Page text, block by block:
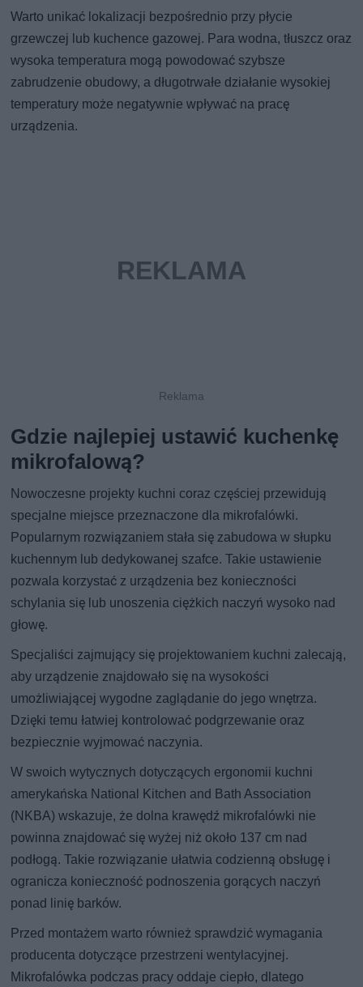
Warto unikać lokalizacji bezpośrednio przy płycie
grzewczej lub kuchence gazowej. Para wodna, tłuszcz oraz
wysoka temperatura mogą powodować szybsze
zabrudzenie obudowy, a długotrwałe działanie wysokiej
temperatury może negatywnie wpływać na pracę
urządzenia.
Gdzie najlepiej ustawić kuchenkę
mikrofalową?
Nowoczesne projekty kuchni coraz częściej przewidują
specjalne miejsce przeznaczone dla mikrofalówki.
Popularnym rozwiązaniem stała się zabudowa w słupku
kuchennym lub dedykowanej szafce. Takie ustawienie
pozwala korzystać z urządzenia bez konieczności
schylania się lub unoszenia ciężkich naczyń wysoko nad
głowę.
Specjaliści zajmujący się projektowaniem kuchni zalecają,
aby urządzenie znajdowało się na wysokości
umożliwiającej wygodne zaglądanie do jego wnętrza.
Dzięki temu łatwiej kontrolować podgrzewanie oraz
bezpiecznie wyjmować naczynia.
W swoich wytycznych dotyczących ergonomii kuchni
amerykańska National Kitchen and Bath Association
(NKBA) wskazuje, że dolna krawędź mikrofalówki nie
powinna znajdować się wyżej niż około 137 cm nad
podłogą. Takie rozwiązanie ułatwia codzienną obsługę i
ogranicza konieczność podnoszenia gorących naczyń
ponad linię barków.
Przed montażem warto również sprawdzić wymagania
producenta dotyczące przestrzeni wentylacyjnej.
Mikrofalówka podczas pracy oddaje ciepło, dlatego